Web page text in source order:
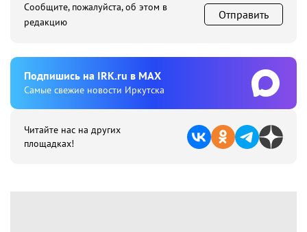
Сообщите, пожалуйста, об этом в
редакцию
Отправить
Подпишиcь на IRK.ru в MAX
Cамые свежие новости Иркутска
Читайте нас на других
площадках!